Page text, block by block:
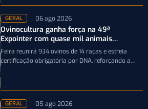
GERAL 06 ago 2026
Ovinocultura ganha força na 49ª
Expointer com quase mil animais
inscritos
Feira reunirá 934 ovinos de 14 raças e estreia
certificação obrigatória por DNA, reforçando a
GERAL 05 ago 2026